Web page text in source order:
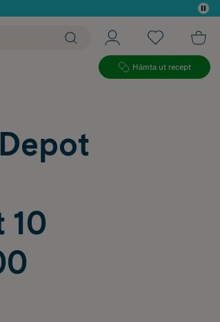
Hämta ut recept